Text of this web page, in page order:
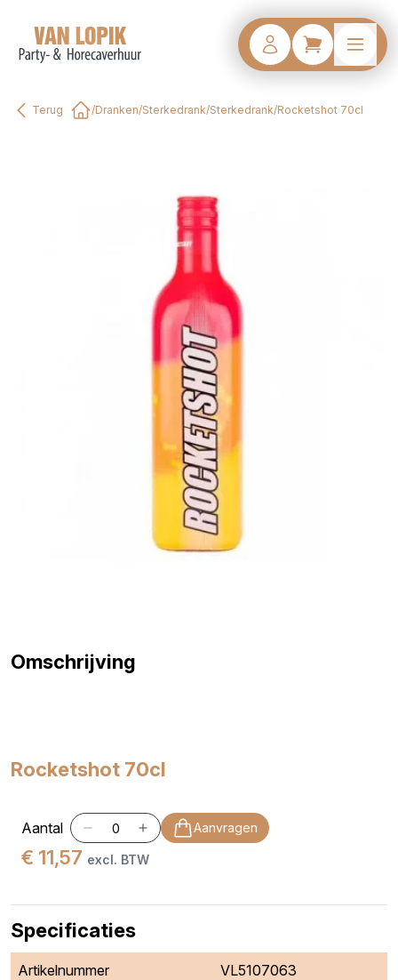
Terug
/Dranken/Sterkedrank/Sterkedrank/Rocketshot 70cl
Omschrijving
Rocketshot 70cl
Aantal Aanvragen
€ 11,57 excl. BTW
Specificaties
Artikelnummer VL5107063